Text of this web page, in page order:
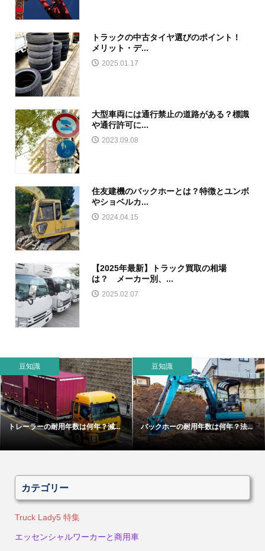
トラックの中古タイヤ選びのポイント！
メリット・デ...
2025.01.17
大型車両には通行禁止の道路がある？標識
や通行許可に...
2023.09.08
住友建機のバックホーとは？特徴とユンボ
やショベルカ...
2024.04.15
【2025年最新】トラック買取の相場
は？ メーカー別、...
2025.02.07
豆知識
トレーラーの耐用年数は何年？減...
豆知識
バックホーの耐用年数は何年？法...
カテゴリー
Truck Lady5 特集
エッセンシャルワーカーと商用車